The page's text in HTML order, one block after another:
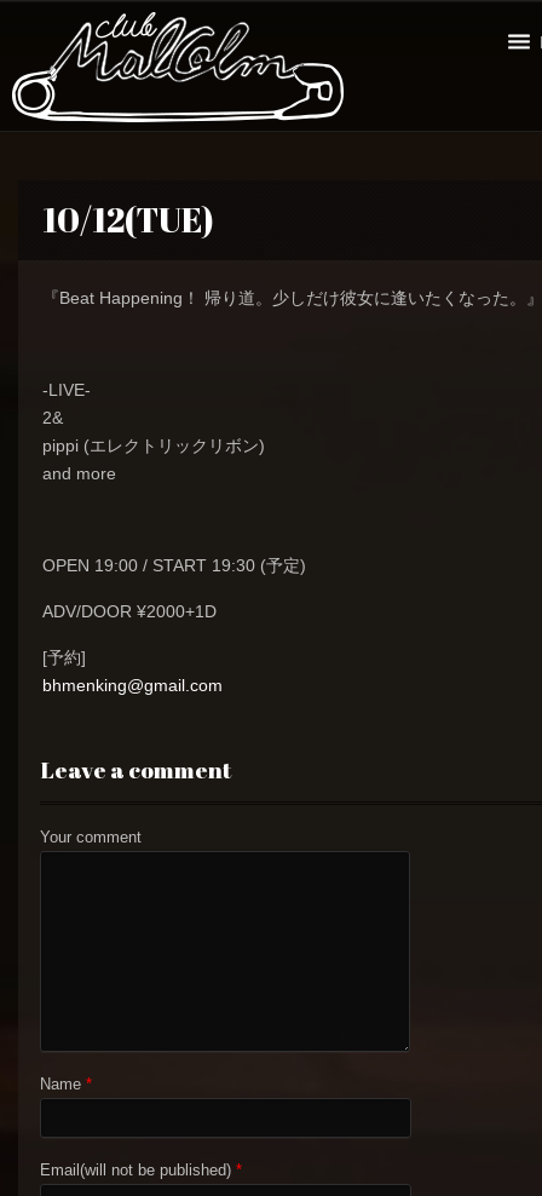
10/12(TUE)
『Beat Happening！ 帰り道。少しだけ彼女に逢いたくなった。
-LIVE-
2&
pippi (エレクトリックリボン)
and more
OPEN 19:00 / START 19:30 (予定)
ADV/DOOR ¥2000+1D
[予約]
bhmenking@gmail.com
Leave a comment
Your comment
Name *
Email(will not be published) *